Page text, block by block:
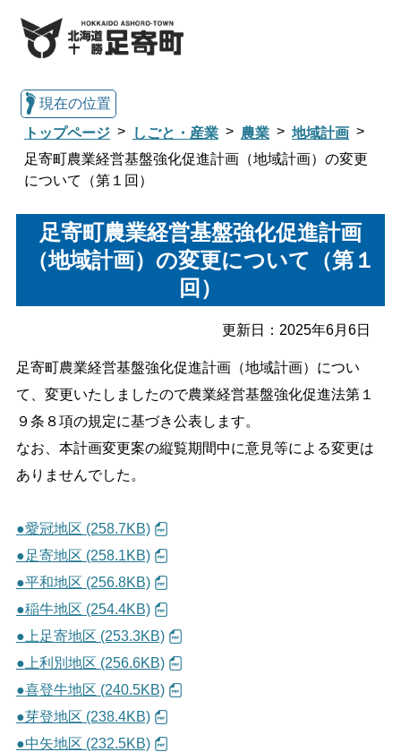
総合トップへ戻る
くらし・行政情報トップ
暮らし・手続き
子育て・教育 健康・福祉
しごと・産業
標準
白
リセット
現在の位置
トップページ
しごと・産業 農業
地域計画
足寄町農業経営基盤強化促進計画（地域計画）の変更
について（第１回）
足寄町農業経営基盤強化促進計画
（地域計画）の変更について（第１
回）
更新日： 2025年6月6日
足寄町農業経営基盤強化促進計画（地域計画）につい
て、変更いたしましたので農業経営基盤強化促進法第１
９条８項の規定に基づき公表します。
なお、本計画変更案の縦覧期間中に意見等による変更は
ありませんでした。
●愛冠地区 (258.7KB)
●足寄地区 (258.1KB)
●平和地区 (256.8KB)
●稲牛地区 (254.4KB)
●上足寄地区 (253.3KB)
●上利別地区 (256.6KB)
●喜登牛地区 (240.5KB)
●芽登地区 (238.4KB)
●中矢地区 (232.5KB)